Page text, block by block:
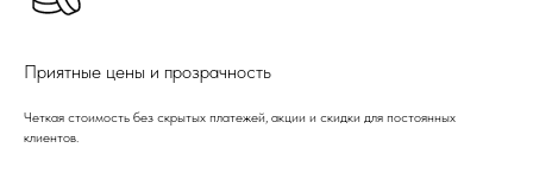
Приятные цены и прозрачность
Четкая стоимость без скрытых платежей, акции и скидки для постоянных
клиентов.